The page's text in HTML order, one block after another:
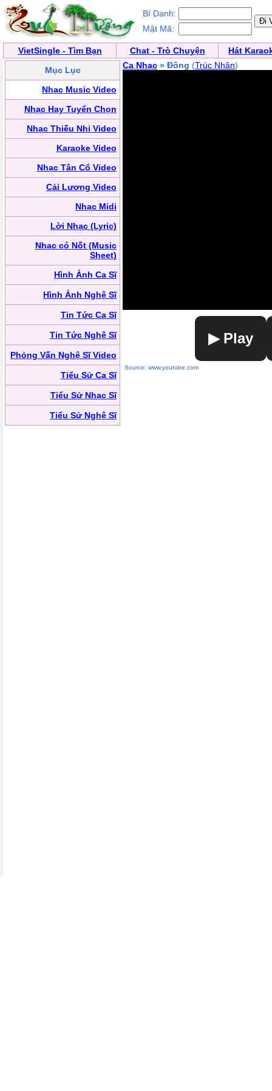
Bí Danh:
Mật Mã:
VietSingle - Tìm Bạn Chat - Trò Chuyện
Hát
Mục Lục
Nhạc Music Video
Nhạc Hay Tuyển Chọn
Nhạc Thiếu Nhi Video
Karaoke Video
Nhạc Tân Cổ Video
Cải Lương Video
Nhạc Midi
Lời Nhạc (Lyric)
Nhạc có Nốt (Music
Sheet)
Hình Ảnh Ca Sĩ
Hình Ảnh Nghệ Sĩ
Tin Tức Ca Sĩ
Tin Tức Nghệ Sĩ
Phỏng Vấn Nghệ Sĩ Video
Tiểu Sử Ca Sĩ
Tiểu Sử Nhạc Sĩ
Tiểu Sử Nghệ Sĩ
Ca Nhạc » Đông (Trúc Nhân)
▶ Play
Source: www.youtube.com